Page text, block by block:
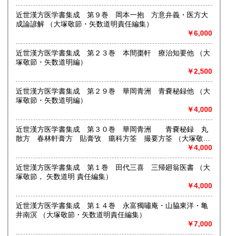
取り扱い分野
哲学宗教、歴史、社会科学、美術工芸、古典籍、近代文献、
趣味、サブカルチャー、古書一般（その他）
近世漢方医学書集成 第９巻 岡本一抱 方意弁義・医方大
成論諺解 （大塚敬節・矢数道明責任編集）
￥6,000
近世漢方医学書集成 第２３巻 本間棗軒 療治知要他 （大
塚敬節・矢数道明編）
￥2,500
近世漢方医学書集成 第２９巻 華岡青洲 青嚢秘録他 （大
塚敬節・矢数道明編）
￥4,000
近世漢方医学書集成 第３０巻 華岡青洲 青嚢秘録 丸
散方 春林軒膏方 貼膏攷 瘍科方筌 撮要方筌 （大塚敬
￥4,000
近世漢方医学書集成 第１巻 田代三喜 三帰廻翁医書 （大
塚敬節， 矢数道明 責任編集）
￥4,000
近世漢方医学書集成 第１４巻 永富獨嘯庵・山脇東洋・亀
井南溟 （大塚敬節・矢数道明責任編集）
￥7,000